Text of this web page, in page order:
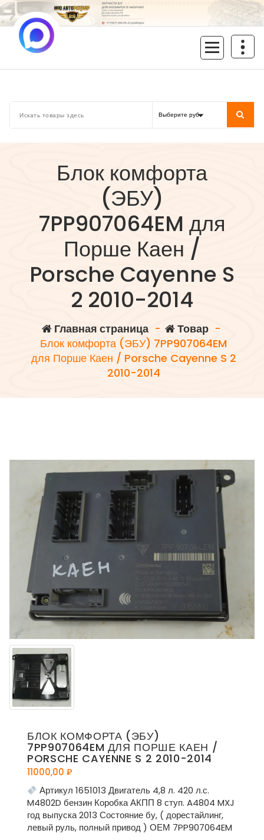
Перейти
к
содержимому
Блок комфорта
(ЭБУ)
7PP907064EM для
Порше Каен /
Porsche Cayenne S
2 2010-2014
Главная страница- Товар-
Блок комфорта (ЭБУ) 7PP907064EM
для Порше Каен / Porsche Cayenne S 2
2010-2014
БЛОК КОМФОРТА (ЭБУ)
7PP907064EM ДЛЯ ПОРШЕ КАЕН /
PORSCHE CAYENNE S 2 2010-2014
11000,00 ₽
Артикул 1651013 Двигатель 4,8 л. 420 л.с.
M4802D бензин Коробка АКПП 8 ступ. A4804 MXJ
год выпуска 2013 Состояние бу, ( дорестайлинг,
левый руль, полный привод ) ОЕМ 7PP907064EM